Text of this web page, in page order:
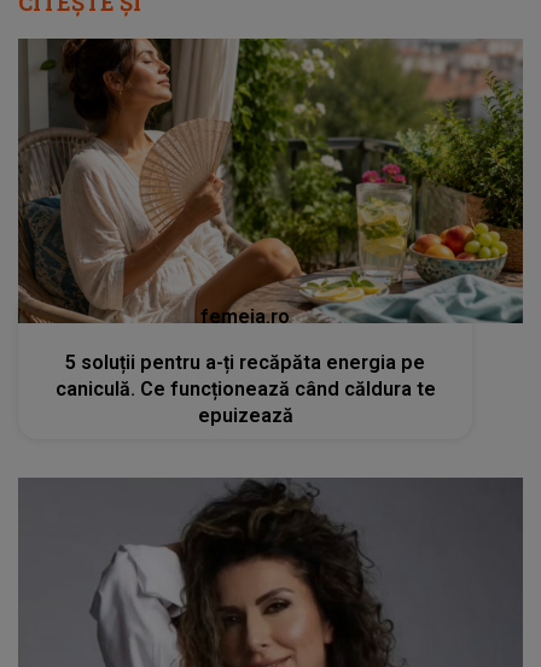
femeia.ro
5 soluții pentru a-ți recăpăta energia pe
caniculă. Ce funcționează când căldura te
epuizează